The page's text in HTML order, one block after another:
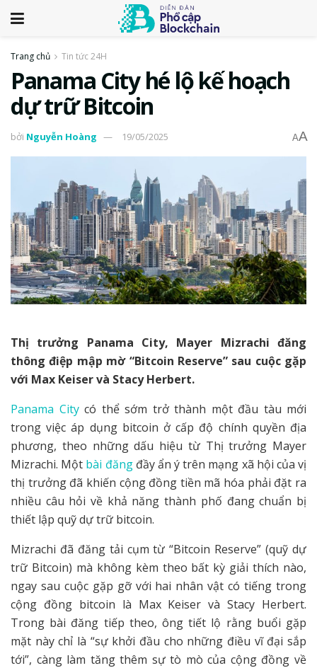
Trang chủ Tin tức 24H
Panama City hé lộ kế hoạch
dự trữ Bitcoin
bởi Nguyễn Hoàng 19/05/2025 AA
Thị trưởng Panama City, Mayer Mizrachi đăng
thông điệp mập mờ “Bitcoin Reserve” sau cuộc gặp
với Max Keiser và Stacy Herbert.
Panama Citycó thể sớm trở thành một đầu tàu mới
trong việc áp dụng bitcoin ở cấp độ chính quyền địa
phương, theo những dấu hiệu từ Thị trưởng Mayer
Mizrachi. Một bài đăngđầy ẩn ý trên mạng xã hội của vị
thị trưởng đã khiến cộng đồng tiền mã hóa phải đặt ra
nhiều câu hỏi về khả năng thành phố đang chuẩn bị
thiết lập quỹ dự trữ bitcoin.
Mizrachi đã đăng tải cụm từ “Bitcoin Reserve” (quỹ dự
trữ Bitcoin) mà không kèm theo bất kỳ giải thích nào,
ngay sau cuộc gặp gỡ với hai nhân vật có tiếng trong
cộng đồng bitcoin là Max Keiser và Stacy Herbert.
Trong bài đăng tiếp theo, ông tiết lộ rằng buổi gặp
mặt này chỉ là “sự khởi đầu cho những điều vĩ đại sắp
tới”, càng làm tăng thêm sự tò mò của cộng đồng về